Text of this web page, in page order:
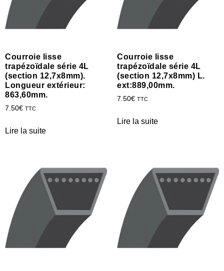
Courroie lisse
trapézoïdale série 4L
(section 12,7x8mm).
Longueur extérieur:
863,60mm.
7.50€ TTC
Lire la suite
Courroie lisse
trapézoïdale série 4L
(section 12,7x8mm) L.
ext:889,00mm.
7.50€ TTC
Lire la suite